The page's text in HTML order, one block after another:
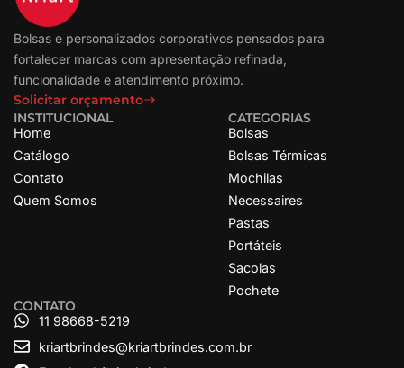
Bolsas e personalizados corporativos pensados para
fortalecer marcas com apresentação refinada,
funcionalidade e atendimento próximo.
Solicitar orçamento
INSTITUCIONAL
Home
Catálogo
Contato
Quem Somos
CATEGORIAS
Bolsas
Bolsas Térmicas
Mochilas
Necessaires
Pastas
Portáteis
Sacolas
Pochete
CONTATO
11 98668-5219
kriartbrindes@kriartbrindes.com.br